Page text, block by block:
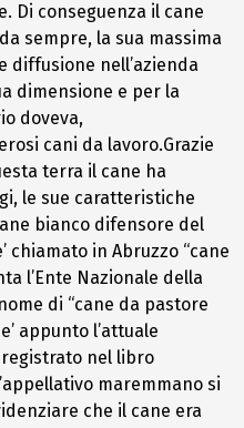
Di conseguenza il cane
sempre, la sua massima
diffusione nell’azienda
dimensione e per la
doveva,
cani da lavoro.Grazie
terra il cane ha
le sue caratteristiche
bianco difensore del
chiamato in Abruzzo “cane
l’Ente Nazionale della
di “cane da pastore
appunto l’attuale
nel libro
maremmano si
che il cane era